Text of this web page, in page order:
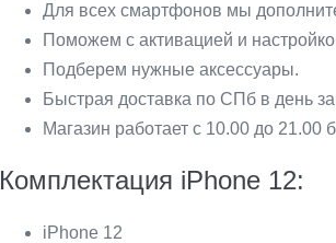
Для всех смартфонов мы
Поможем с активацией и
Подберем нужные аксессуары.
Быстрая доставка по СПб в день
Магазин работает с 10.00 до 21.00
Комплектация iPhone 12:
iPhone 12